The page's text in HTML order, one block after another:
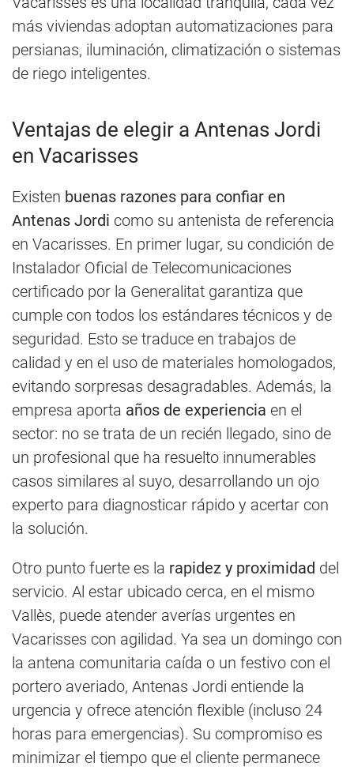
más viviendas adoptan automatizaciones para
persianas, iluminación, climatización o sistemas
de riego inteligentes.
Ventajas de elegir a Antenas Jordi
en Vacarisses
Existen buenas razones para confiar en
Antenas Jordi como su antenista de referencia
en Vacarisses. En primer lugar, su condición de
Instalador Oficial de Telecomunicaciones
certificado por la Generalitat garantiza que
cumple con todos los estándares técnicos y de
seguridad. Esto se traduce en trabajos de
calidad y en el uso de materiales homologados,
evitando sorpresas desagradables. Además, la
empresa aporta años de experiencia en el
sector: no se trata de un recién llegado, sino de
un profesional que ha resuelto innumerables
casos similares al suyo, desarrollando un ojo
experto para diagnosticar rápido y acertar con
la solución.
Otro punto fuerte es la rapidez y proximidad del
servicio. Al estar ubicado cerca, en el mismo
Vallès, puede atender averías urgentes en
Vacarisses con agilidad. Ya sea un domingo con
la antena comunitaria caída o un festivo con el
portero averiado, Antenas Jordi entiende la
urgencia y ofrece atención flexible (incluso 24
horas para emergencias). Su compromiso es
minimizar el tiempo que el cliente permanece